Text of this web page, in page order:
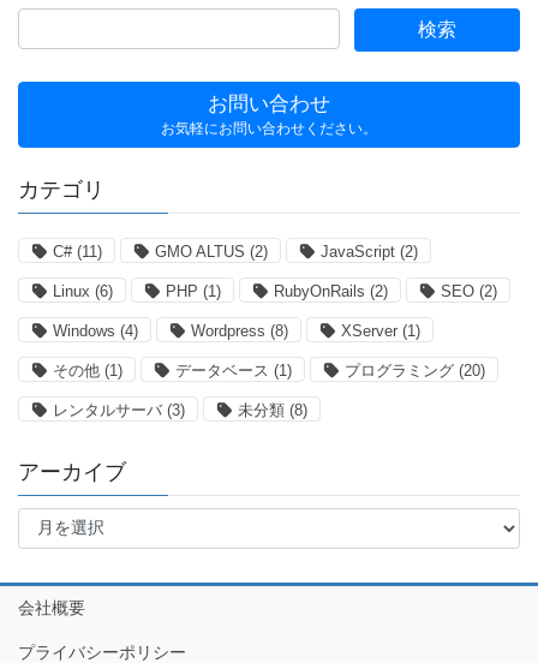
お問い合わせ
お気軽にお問い合わせください。
カテゴリ
C#(11) GMO ALTUS (2) JavaScript (2)
Linux (6) PHP (1) RubyOnRails (2) SEO (2)
Windows (4) Wordpress (8) XServer (1)
その他 (1) データベース (1) プログラミング (20)
レンタルサーバ (3) 未分類 (8)
アーカイブ
ア
イ
ブ
会社概要
プライバシーポリシー